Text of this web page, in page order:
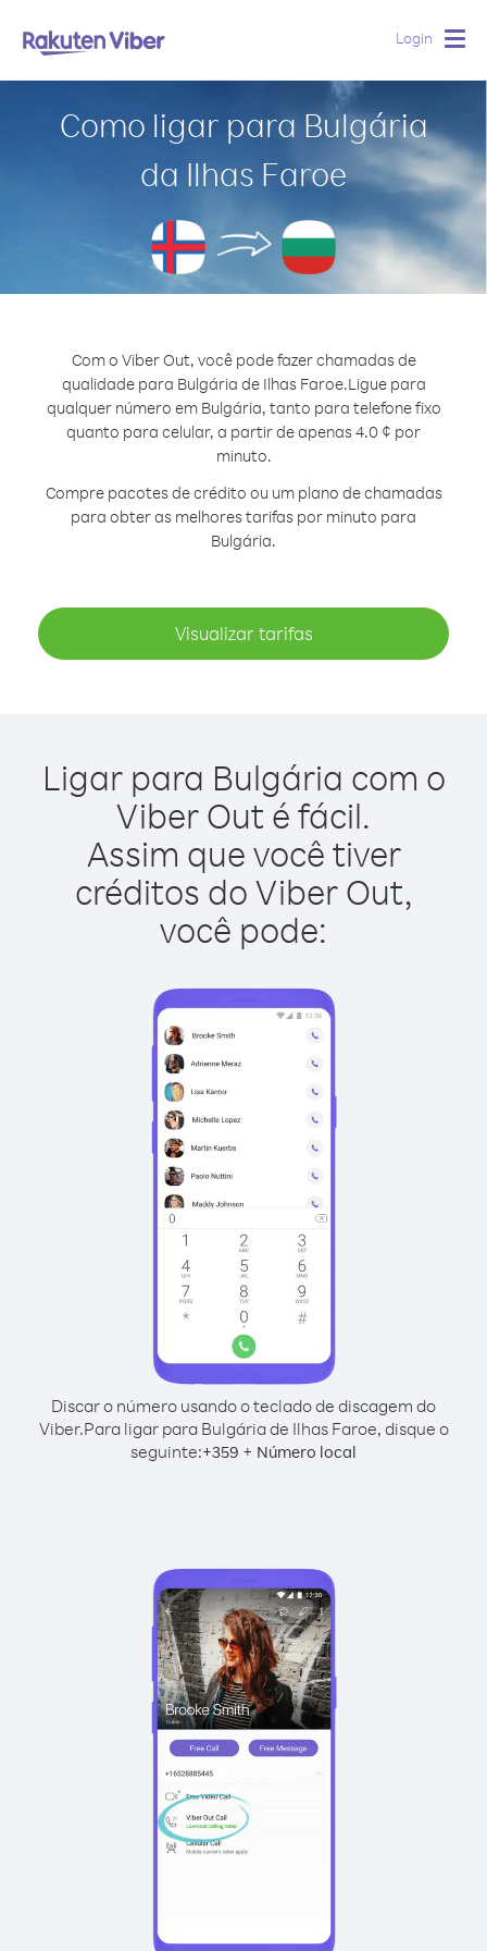
Login
Como ligar para Bulgária
da Ilhas Faroe
Com o Viber Out, você pode fazer chamadas de
qualidade para Bulgária de Ilhas Faroe.Ligue para
qualquer número em Bulgária, tanto para telefone fixo
quanto para celular, a partir de apenas 4.0 ¢ por
minuto.
Compre pacotes de crédito ou um plano de chamadas
para obter as melhores tarifas por minuto para
Bulgária.
Visualizar tarifas
Ligar para Bulgária com o
Viber Out é fácil.
Assim que você tiver
créditos do Viber Out,
você pode:
Discar o número usando o teclado de discagem do
Viber.Para ligar para Bulgária de Ilhas Faroe, disque o
seguinte:+359 + Número local